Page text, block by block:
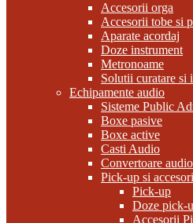
Accesorii orga
Accesorii tobe si
Aparate acordaj
Doze instrument
Metronoame
Solutii curatare si
Echipamente audio
Sisteme Public
Boxe pasive
Boxe active
Casti Audio
Convertoare
Pick-up si
Pick-up
Doze pick-
Accesorii